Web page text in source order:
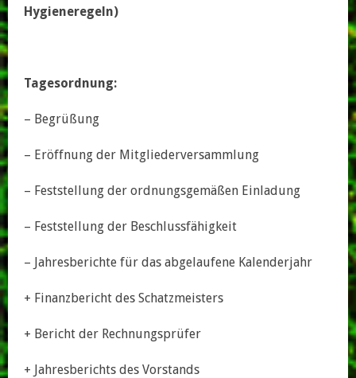
Hygieneregeln)
Tagesordnung:
– Begrüßung
– Eröffnung der Mitgliederversammlung
– Feststellung der ordnungsgemäßen Einladung
– Feststellung der Beschlussfähigkeit
– Jahresberichte für das abgelaufene Kalenderjahr
+ Finanzbericht des Schatzmeisters
+ Bericht der Rechnungsprüfer
+ Jahresberichts des Vorstands